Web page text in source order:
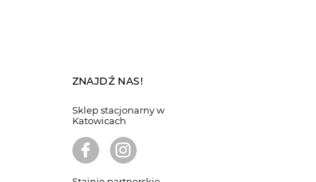
ZNAJDŹ NAS!
Sklep stacjonarny w
Katowicach